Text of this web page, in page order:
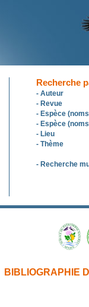
Recherche
- Auteur
- Revue
- Espèce
- Espèce
- Lieu
- Thème
- Recherche
BIBLIOGRAPHIE